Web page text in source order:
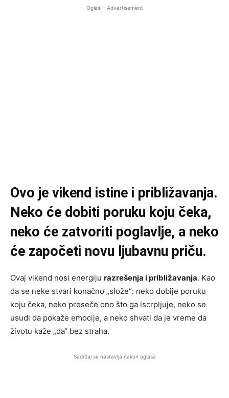
Oglasi - Advertisement
Ovo je vikend istine i približavanja.
Neko će dobiti poruku koju čeka,
neko će zatvoriti poglavlje, a neko
će započeti novu ljubavnu priču.
Ovaj vikend nosi energiju razrešenja i približavanja. Kao
da se neke stvari konačno „slože“: neko dobije poruku
koju čeka, neko preseče ono što ga iscrpljuje, neko se
usudi da pokaže emocije, a neko shvati da je vreme da
životu kaže „da“ bez straha.
Sadržaj se nastavlja nakon oglasa